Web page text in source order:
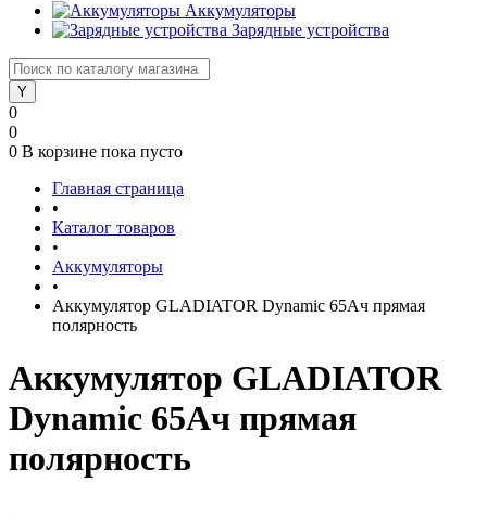
Аккумуляторы
Зарядные устройства
0
0
0 В корзине пока пусто
Главная страница
•
Каталог товаров
•
Аккумуляторы
•
Аккумулятор GLADIATOR Dynamic 65Ач прямая
полярность
Аккумулятор GLADIATOR
Dynamic 65Ач прямая
полярность